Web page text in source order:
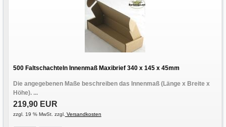
500 Faltschachteln Innenmaß Maxibrief 340 x 145 x 45mm
Die angegebenen Maße beschreiben das Innenmaß (Länge x Breite x
Höhe). ...
219,90 EUR
zzgl. 19 % MwSt. zzgl. Versandkosten